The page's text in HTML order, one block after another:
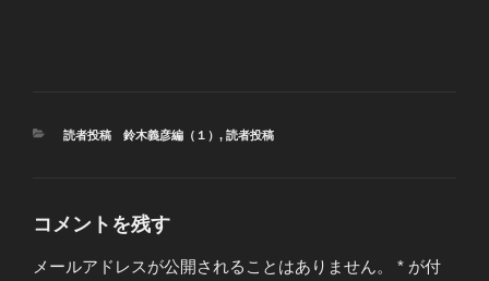
カ
読者投稿 鈴木義彦編（１） , 読者投稿
コメントを残す
メールアドレスが公開されることはありません。 * が付